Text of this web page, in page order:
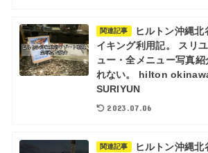
関連記事
ヒルトン沖縄
イキング利用記。 スリ
ュー・全メニュー写真
れない。 hilton
SURIYUN
2023.07.06
関連記事
ヒルトン沖縄